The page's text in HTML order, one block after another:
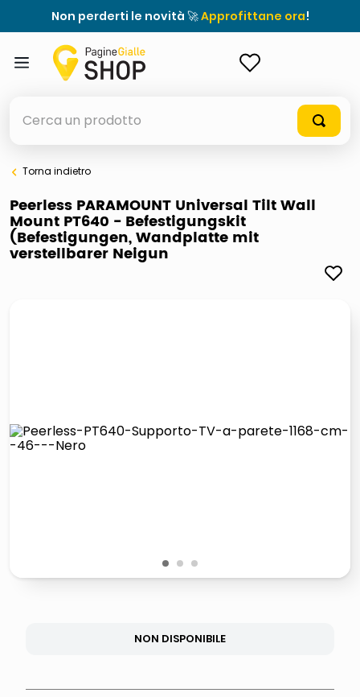
Non perderti le novità 🚀Approfittane ora!
elenchi telefonici
orologio parete
porta tv
pattumiera raccolta differenziata
elenco telefonico
Torna indietro
Peerless PARAMOUNT Universal Tilt Wall
Mount PT640 - Befestigungskit
(Befestigungen, Wandplatte mit
verstellbarer Neigun
1 2 3
NON DISPONIBILE